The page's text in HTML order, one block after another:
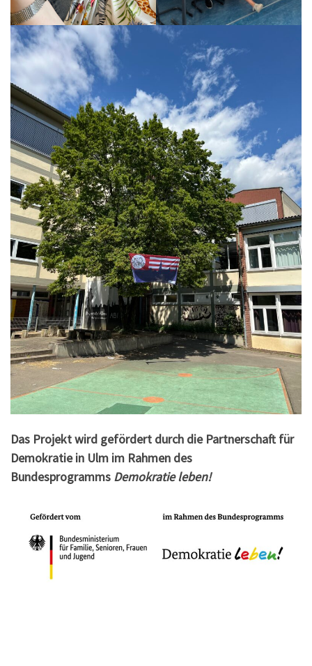
Das Projekt wird gefördert durch die Partnerschaft für
Demokratie in Ulm im Rahmen des
Bundesprogramms Demokratie leben!